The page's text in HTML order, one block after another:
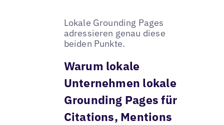
Lokale Grounding Pages
adressieren genau diese
beiden Punkte.
Warum lokale
Unternehmen lokale
Grounding Pages für
Citations, Mentions